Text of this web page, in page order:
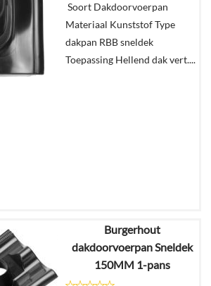
In
winkelmand
Soort Dakdoorvoerpan
Materiaal Kunststof Type
dakpan RBB sneldek
Toepassing Hellend dak vert....
€24,08
€20,23
Burgerhout
dakdoorvoerpan Sneldek
150MM 1-pans